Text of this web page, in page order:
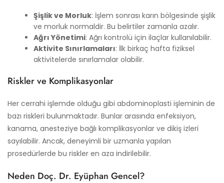
Şişlik ve Morluk: İşlem sonrası karın bölgesinde şişlik
ve morluk normaldir. Bu belirtiler zamanla azalır.
Ağrı Yönetimi: Ağrı kontrolü için ilaçlar kullanılabilir.
Aktivite Sınırlamaları: İlk birkaç hafta fiziksel
aktivitelerde sınırlamalar olabilir.
Riskler ve Komplikasyonlar
Her cerrahi işlemde olduğu gibi abdominoplasti işleminin de
bazı riskleri bulunmaktadır. Bunlar arasında enfeksiyon,
kanama, anesteziye bağlı komplikasyonlar ve dikiş izleri
sayılabilir. Ancak, deneyimli bir uzmanla yapılan
prosedürlerde bu riskler en aza indirilebilir.
Neden Doç. Dr. Eyüphan Gencel?